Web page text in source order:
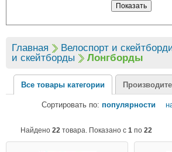
Главная Велоспорт и
и скейтборды
Лонгборды
Все товары категории
Сортировать по: популярности
Найдено 22 товара. Показано с 1 по 22